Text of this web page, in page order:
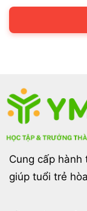
Cung cấp
giúp tuổi trẻ